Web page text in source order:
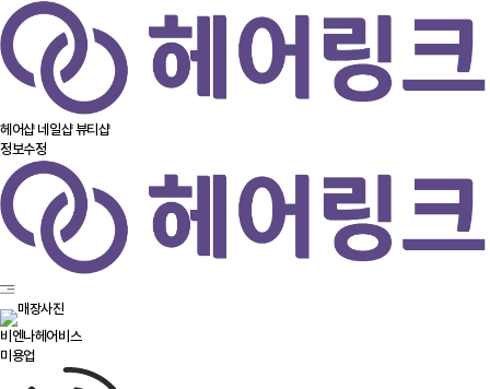
헤어샵 네일샵뷰티샵
정보수정
비엔나헤어비스
미용업